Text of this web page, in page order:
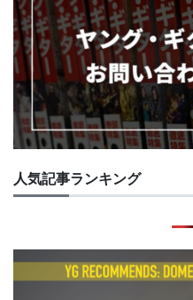
人気記事ランキング